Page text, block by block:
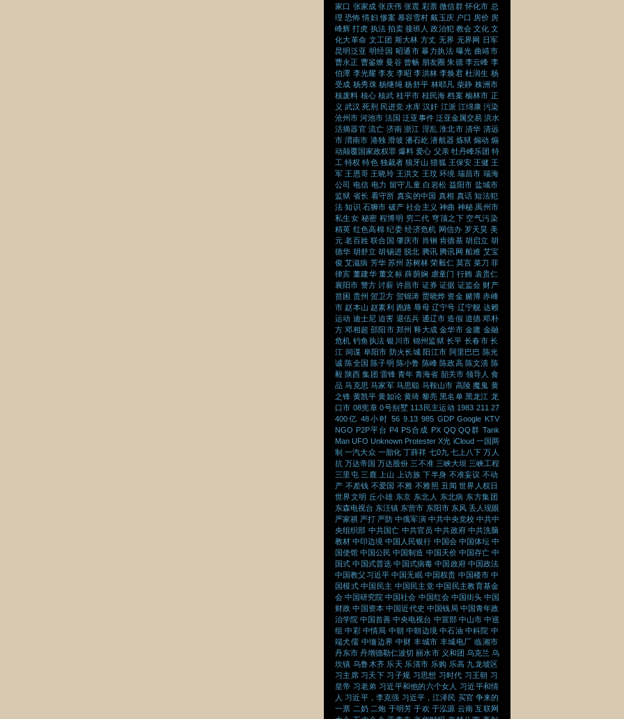
家口 张家成 张庆伟 张震 彩票 微信群 怀化市 总
理 恐怖 情妇 惨案 慕容雪村 戴玉庆 户口 房价 房
峰辉 打虎 执法 拍卖 接班人 政治犯 教会 文化 文
化大革命 文工团 斯大林 方丈 无界 无界网 日军
昆明泛亚 明经国 昭通市 暴力执法 曝光 曲靖市
曹永正 曹鉴燎 曼谷 曾畅 朋友圈 朱德 李云峰 李
伯潭 李光耀 李友 李昭 李洪林 李焕君 杜润生 杨
受成 杨秀珠 杨继绳 杨舒平 林耶凡 柴静 株洲市
核废料 核心 核武 桂平市 桂民海 档案 榆林市 正
义 武汉 死刑 民进党 水库 汉奸 江派 江绵康 污染
沧州市 河池市 法国 泛亚事件 泛亚金属交易 洪水
活摘器官 流亡 济南 浙江 淫乱 淮北市 清华 清远
市 渭南市 港独 滑坡 潘石屹 潜航器 炼狱 煽动 煽
动颠覆国家政权罪 爆料 爱心 父亲 牡丹峰乐团 特
工 特权 特色 独裁者 狼牙山 猎狐 王保安 王健 王
军 王恩哥 王晓玲 王洪文 王玟 环境 瑞昌市 瑞海
公司 电信 电力 留守儿童 白岩松 益阳市 盐城市
监狱 省长 看守所 真实的中国 真相 真话 知法犯
法 知识 石狮市 破产 社会主义 神曲 神秘 禹州市
私生女 秘密 程博明 穷二代 穹顶之下 空气污染
精英 红色高棉 纪委 经济危机 网信办 罗天昊 美
元 老百姓 联合国 肇庆市 肖钢 肯德基 胡启立 胡
德华 胡舒立 胡锡进 脱北 腾讯 腾讯网 船难 艾宝
俊 艾滋病 芳华 苏州 苏树林 荣毅仁 莫言 菜刀 菲
律宾 董建华 董文标 薛荫娴 虐童门 行贿 袁贵仁
襄阳市 警方 讨薪 许昌市 证券 证据 证监会 财产
贫困 贵州 贺卫方 贺锦涛 贾晓烨 资金 赌博 赤峰
市 赵本山 赵素利 跑路 辱母 辽宁号 辽宁舰 达赖
运动 迪士尼 迫害 退伍兵 通辽市 造假 道德 邓朴
方 邓相超 邵阳市 郑州 释大成 金华市 金庸 金融
危机 钓鱼执法 银川市 锦州监狱 长平 长春市 长
江 间谍 阜阳市 防火长城 阳江市 阿里巴巴 陈光
诚 陈全国 陈子明 陈小鲁 陈峰 陈政高 陈文清 陈
毅 陕西 集团 雷锋 青年 青海省 韶关市 领导人 食
品 马克思 马家军 马思聪 马鞍山市 高陵 魔鬼 黄
之锋 黄凯平 黄如论 黄琦 黎亮 黑名单 黑龙江 龙
口市 08宪章 0号别墅 113民主运动 1983 211 27
400亿 48小时 56 9.13 985 GDP Google KTV
NGO P2P平台 P4 PS合成 PX QQ QQ群 Tank
Man UFO Unknown Protester X光 iCloud 一国两
制 一汽大众 一胎化 丁薛祥 七0九 七上八下 万人
抗 万达帝国 万达股份 三不准 三峡大坝 三峡工程
三里屯 三鹿 上山 上访族 下半身 不准妄议 不动
产 不差钱 不爱国 不雅 不雅照 丑闻 世界人权日
世界文明 丘小雄 东京 东北人 东北病 东方集团
东森电视台 东汪镇 东营市 东阳市 东风 丢人现眼
严家祺 严打 严防 中俄军演 中共中央党校 中共中
央组织部 中共国亡 中共官员 中共政府 中共洗脑
教材 中印边境 中国人民银行 中国会 中国体坛 中
国使馆 中国公民 中国制造 中国天价 中国存亡 中
国式 中国式普选 中国式病毒 中国政府 中国政法
中国教父习近平 中国无眠 中国权贵 中国楼市 中
国模式 中国民主 中国民主党 中国民主教育基金
会 中国研究院 中国社会 中国红会 中国街头 中国
财政 中国资本 中国近代史 中国钱局 中国青年政
治学院 中国首善 中央电视台 中宣部 中山市 中巡
组 中彩 中情局 中朝 中朝边境 中石油 中科院 中
端犬儒 中缅边界 中财 丰城市 丰城电厂 临湘市
丹东市 丹增德勒仁波切 丽水市 义和团 乌克兰 乌
坎镇 乌鲁木齐 乐天 乐清市 乐购 乐高 九龙坡区
习主席 习天下 习子规 习思想 习时代 习王朝 习
皇帝 习老弟 习近平和他的六个女人 习近平和情
人 习近平，李克强 习近平，江泽民 买官 争来的
一票 二奶 二炮 于明芳 于欢 于泓源 云南 互联网